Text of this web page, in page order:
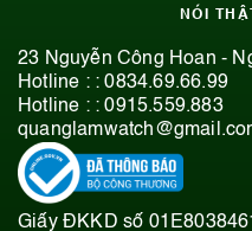
NÓI
23 Nguyễn Công Hoan -
Hotline : :0834.69.66.99
Hotline : :0915.559.883
Giấy ĐKKD số